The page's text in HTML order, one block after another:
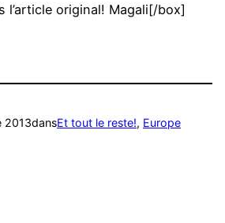
l’article original! Magali[/box]
2013dansEt tout le reste!, Europe